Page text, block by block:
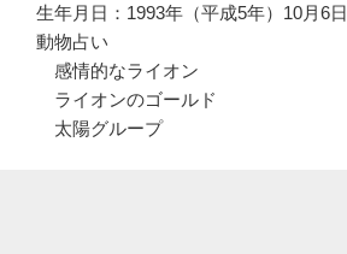
生年月日：1993年（平成5年）10月6日
動物占い
感情的なライオン
ライオンのゴールド
太陽グループ